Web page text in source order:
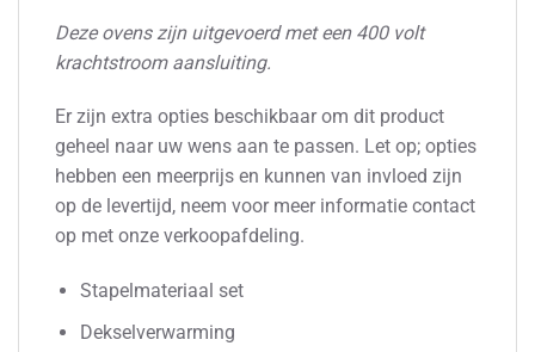
Deze ovens zijn uitgevoerd met een 400 volt
krachtstroom aansluiting.
Er zijn extra opties beschikbaar om dit product
geheel naar uw wens aan te passen. Let op; opties
hebben een meerprijs en kunnen van invloed zijn
op de levertijd, neem voor meer informatie contact
op met onze verkoopafdeling.
Stapelmateriaal set
Dekselverwarming